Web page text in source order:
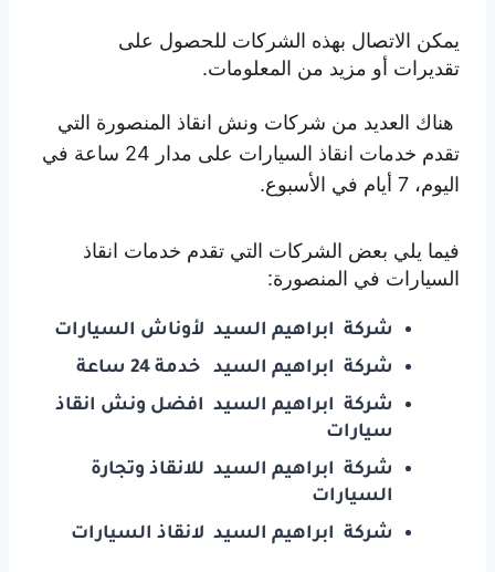
يمكن الاتصال بهذه الشركات للحصول على
تقديرات أو مزيد من المعلومات.
هناك العديد من شركات ونش انقاذ المنصورة التي
تقدم خدمات انقاذ السيارات على مدار 24 ساعة في
اليوم، 7 أيام في الأسبوع.
فيما يلي بعض الشركات التي تقدم خدمات انقاذ
السيارات في المنصورة:
شركة ابراهيم السيد لأوناش السيارات
شركة ابراهيم السيد
خدمة 24 ساعة
شركة ابراهيم السيد افضل ونش انقاذ
سيارات
شركة ابراهيم السيد للانقاذ وتجارة
السيارات
شركة ابراهيم السيد لانقاذ السيارات